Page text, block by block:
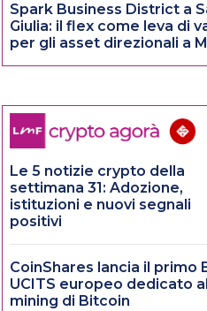
Spark Business District a
Giulia: il flex come leva di
per gli asset direzionali a
Le 5 notizie crypto della
settimana 31: Adozione,
istituzioni e nuovi segnali
positivi
CoinShares lancia il primo
UCITS europeo dedicato al
mining di Bitcoin